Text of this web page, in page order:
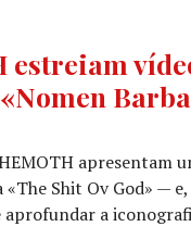
estreiam
apresentam
Shit Ov God» —
a
estreiam